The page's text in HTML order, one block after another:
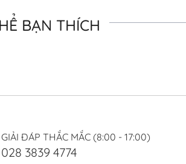
BẠN THÍCH
GIẢI ĐÁP THẮC MẮC (8:00 - 17:00)
028 3839 4774